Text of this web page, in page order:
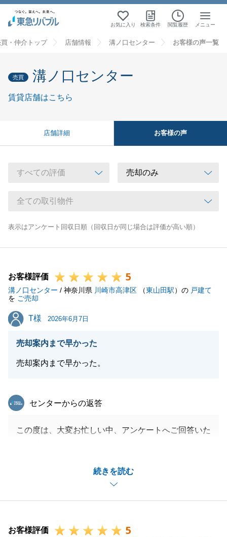
お気に入り 検索条件 閲覧履歴 メニュー
・仲介トップ 店舗情報 溝ノ口センター お客様の声一覧
売買 溝ノ口センター
賃貸店舗はこちら
店舗詳細 お客様の声
表示はアンケート回収日順（回収日が同じ場合は評価が高い順）
お客様評価 5
溝ノ口センター / 神奈川県 川崎市高津区 （東山田駅）の 戸建て
を ご売却
T様
T様 2026年6月7日
売却案内まで早かった
売却案内まで早かった。
続きを読む
東急リバブル
センターからの返答
この度は、大変お忙しい中、アンケートへご回答いた
ひとえにT様の迅速かつ丁寧なご協力のおかげでござ
心より御礼申し上げます。
お気軽に溝の口センターまでお申し付けください。
お客様評価 5